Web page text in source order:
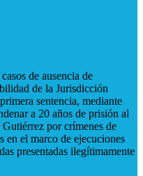
de ausencia de
de la Jurisdicción
sentencia, mediante
a 20 años de prisión al
por crímenes de
en el marco de ejecuciones
presentadas ilegítimamente